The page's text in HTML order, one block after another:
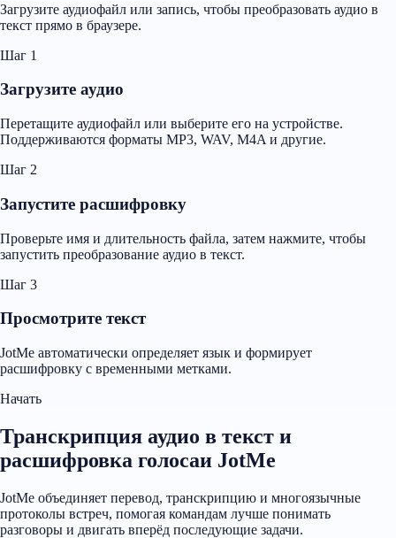
Загрузите аудиофайл или запись, чтобы преобразовать аудио в
текст прямо в браузере.
Шаг 1
Загрузите аудио
Перетащите аудиофайл или выберите его на устройстве.
Поддерживаются форматы MP3, WAV, M4A и другие.
Шаг 2
Запустите расшифровку
Проверьте имя и длительность файла, затем нажмите, чтобы
запустить преобразование аудио в текст.
Шаг 3
Просмотрите текст
JotMe автоматически определяет язык и формирует
расшифровку с временными метками.
Начать
Транскрипция аудио в текст и
расшифровка голосаи JotMe
JotMe объединяет перевод, транскрипцию и многоязычные
протоколы встреч, помогая командам лучше понимать
разговоры и двигать вперёд последующие задачи.